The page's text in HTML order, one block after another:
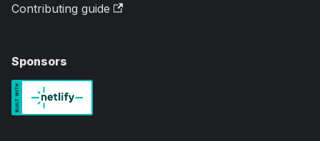
Contributing guide
Sponsors